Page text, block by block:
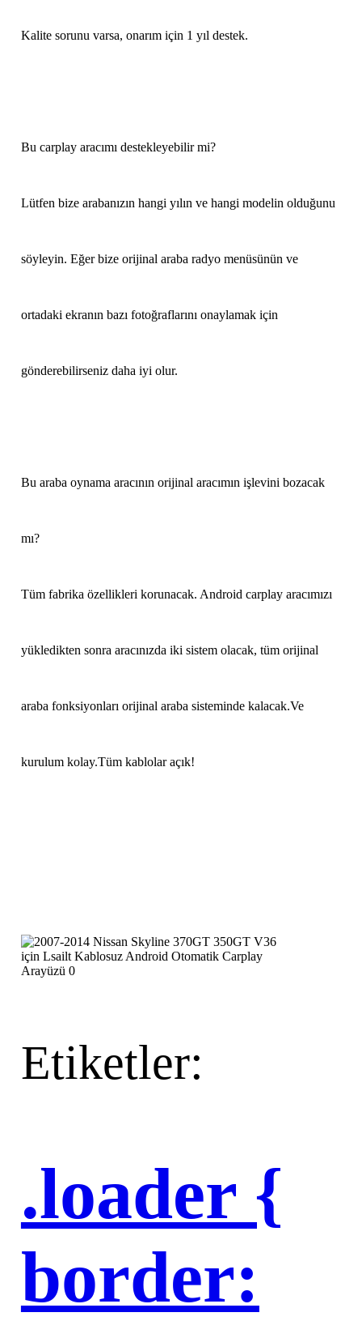
Kalite sorunu varsa, onarım için 1 yıl destek.
Bu carplay aracımı destekleyebilir mi?
Lütfen bize arabanızın hangi yılın ve hangi modelin olduğunu
söyleyin. Eğer bize orijinal araba radyo menüsünün ve
ortadaki ekranın bazı fotoğraflarını onaylamak için
gönderebilirseniz daha iyi olur.
Bu araba oynama aracının orijinal aracımın işlevini bozacak
mı?
Tüm fabrika özellikleri korunacak. Android carplay aracımızı
yükledikten sonra aracınızda iki sistem olacak, tüm orijinal
araba fonksiyonları orijinal araba sisteminde kalacak.Ve
kurulum kolay.Tüm kablolar açık!
Etiketler:
.loader {
border: